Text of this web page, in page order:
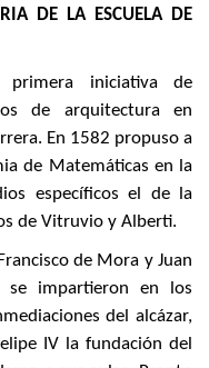
DE LA ESCUELA DE
iniciativa de
de arquitectura en
En 1582 propuso a
de Matemáticas en la
específicos el de la
de Vitruvio y Alberti.
de Mora y Juan
se impartieron en los
del alcázar,
IV la fundación del